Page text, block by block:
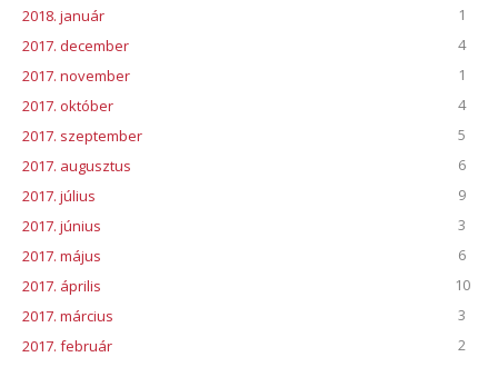
2018. január
1
2017. december
4
2017. november
1
2017. október
4
2017. szeptember
5
2017. augusztus
6
2017. július
9
2017. június
3
2017. május
6
2017. április
10
2017. március
3
2017. február
2